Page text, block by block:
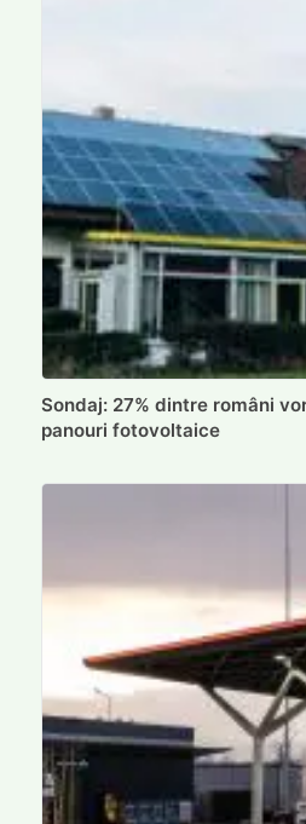
Sondaj: 27% dintre români
panouri fotovoltaice